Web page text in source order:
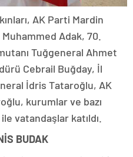
AK Parti Mardin
Adak, 70.
Tuğgeneral Ahmet
Cebrail Buğday, İl
İdris Tataroğlu, AK
kurumlar ve bazı
vatandaşlar katıldı.
BUDAK